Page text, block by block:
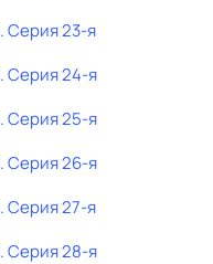
. Серия 23-я
. Серия 24-я
. Серия 25-я
. Серия 26-я
. Серия 27-я
. Серия 28-я